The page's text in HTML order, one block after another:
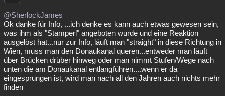
Musik
Übersichten
Besucht Teilgenommen Alle Neue Geschlossen
Lesenswert Schlüsselwörter
@SherlockJames
Ok danke für Info, ...ich denke es kann auch etwas gewesen sein,
was ihm als "Stamperl" angeboten wurde und eine Reaktion
ausgelöst hat...nur zur Info, läuft man "straight" in diese Richtung in
Wien, muss man den Donaukanal queren...entweder man läuft
über Brücken drüber hinweg oder man nimmt Stufen/Wege nach
unten die am Donaukanal entlangführen....wenn er da
eingesprungen ist, wird man nach all den Jahren auch nichts mehr
finden